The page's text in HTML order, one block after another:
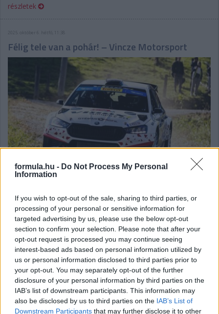
formula.hu - Do Not Process My Personal
Information
If you wish to opt-out of the sale, sharing to third parties, or
processing of your personal or sensitive information for
targeted advertising by us, please use the below opt-out
section to confirm your selection. Please note that after your
opt-out request is processed you may continue seeing
interest-based ads based on personal information utilized by
us or personal information disclosed to third parties prior to
your opt-out. You may separately opt-out of the further
disclosure of your personal information by third parties on the
IAB’s list of downstream participants. This information may
also be disclosed by us to third parties on the IAB’s List of
Downstream Participants that may further disclose it to other
részletek
2025. október 6. hétfő, 11:38
Félig tele van a pohár! – Vincze Motorsport
Biztató részeredmények, elmaradó végeredmény: így
összegezhető Vincze Ferenc és Németh Gergely Horvát Ralija.
részletek
2025. szeptember 24. szerda, 16:00
Formula Shakedown: Irány az ERC! – Vincze
Ferenc, Németh Gergely